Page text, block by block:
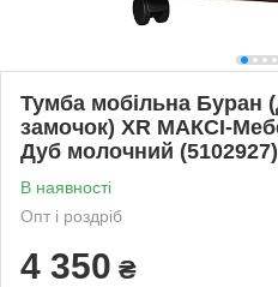
Тумба мобільна Буран
замочок) XR МАКСІ-
Дуб молочний (5102927)
В наявності
Опт і роздріб
4 350 ₴